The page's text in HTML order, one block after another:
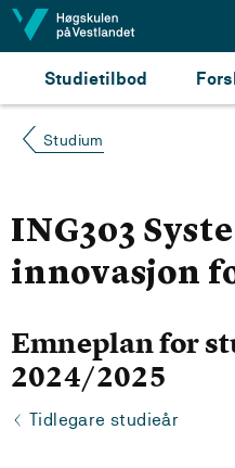
Hopp til innhald
Studietilbod
Studium
ING303
innovasjon
Emneplan for
2024/2025
Tidlegare studieår